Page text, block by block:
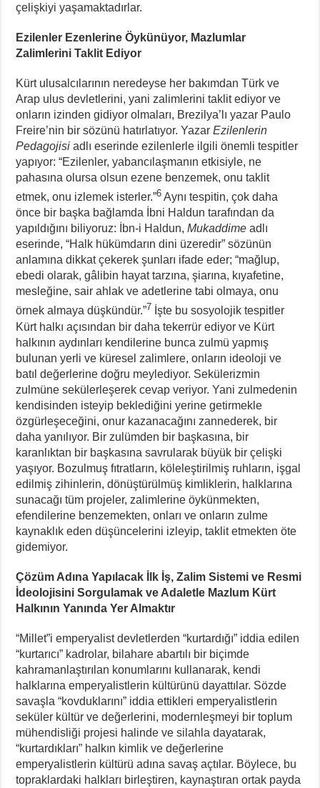
çelişkiyi yaşamaktadırlar.
Ezilenler Ezenlerine Öykünüyor, Mazlumlar
Zalimlerini Taklit Ediyor
Kürt ulusalcılarının neredeyse her bakımdan Türk ve
Arap ulus devletlerini, yani zalimlerini taklit ediyor ve
onların izinden gidiyor olmaları, Brezilya’lı yazar Paulo
Freire’nin bir sözünü hatırlatıyor. YazarEzilenlerin
Pedagojisi adlı eserinde ezilenlerle ilgili önemli tespitler
yapıyor: “Ezilenler, yabancılaşmanın etkisiyle, ne
pahasına olursa olsun ezene benzemek, onu taklit
etmek, onu izlemek isterler.”6 Aynı tespitin, çok daha
önce bir başka bağlamda İbni Haldun tarafından da
yapıldığını biliyoruz: İbn-i Haldun,Mukaddime adlı
eserinde, “Halk hükümdarın dini üzeredir” sözünün
anlamına dikkat çekerek şunları ifade eder; “mağlup,
ebedi olarak, gâlibin hayat tarzına, şiarına, kıyafetine,
mesleğine, sair ahlak ve adetlerine tabi olmaya, onu
örnek almaya düşkündür.”7 İşte bu sosyolojik tespitler
Kürt halkı açısından bir daha tekerrür ediyor ve Kürt
halkının aydınları kendilerine bunca zulmü yapmış
bulunan yerli ve küresel zalimlere, onların ideoloji ve
batıl değerlerine doğru meylediyor. Sekülerizmin
zulmüne sekülerleşerek cevap veriyor. Yani zulmedenin
kendisinden isteyip beklediğini yerine getirmekle
özgürleşeceğini, onur kazanacağını zannederek, bir
daha yanılıyor. Bir zulümden bir başkasına, bir
karanlıktan bir başkasına savrularak büyük bir çelişki
yaşıyor. Bozulmuş fıtratların, köleleştirilmiş ruhların, işgal
edilmiş zihinlerin, dönüştürülmüş kimliklerin, halklarına
sunacağı tüm projeler, zalimlerine öykünmekten,
efendilerine benzemekten, onları ve onların zulme
kaynaklık eden düşüncelerini izleyip, taklit etmekten öte
gidemiyor.
Çözüm Adına Yapılacak İlk İş, Zalim Sistemi ve Resmi
İdeolojisini Sorgulamak ve Adaletle Mazlum Kürt
Halkının Yanında Yer Almaktır
“Millet”i emperyalist devletlerden “kurtardığı” iddia edilen
“kurtarıcı” kadrolar, bilahare abartılı bir biçimde
kahramanlaştırılan konumlarını kullanarak, kendi
halklarına emperyalistlerin kültürünü dayattılar. Sözde
savaşla “kovduklarını” iddia ettikleri emperyalistlerin
seküler kültür ve değerlerini, modernleşmeyi bir toplum
mühendisliği projesi halinde ve silahla dayatarak,
“kurtardıkları” halkın kimlik ve değerlerine
emperyalistlerin kültürü adına savaş açtılar. Böylece, bu
topraklardaki halkları birleştiren, kaynaştıran ortak payda